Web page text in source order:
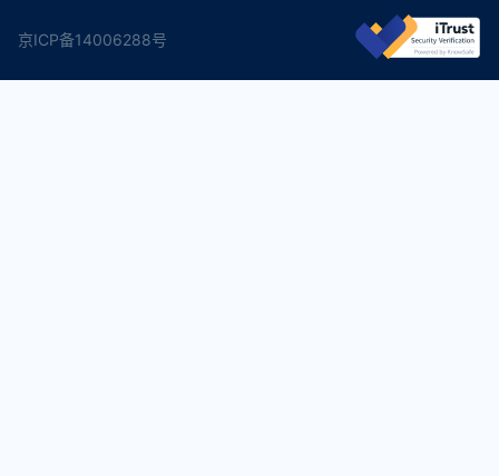
京ICP备14006288号